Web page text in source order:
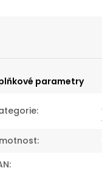
parametry
:
:
: